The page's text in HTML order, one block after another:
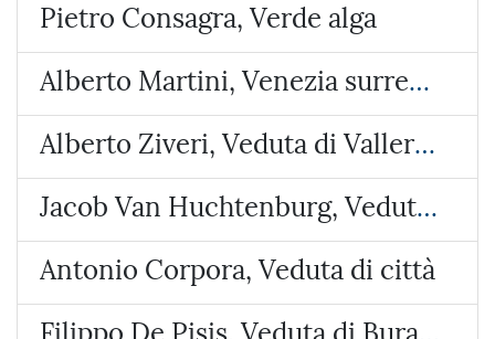
Pietro Consagra, Verde alga
Alberto Martini, Venezia surreale
Alberto Ziveri, Veduta di Vallerano
Jacob Van Huchtenburg, Veduta di Piazza Colonna
Antonio Corpora, Veduta di città